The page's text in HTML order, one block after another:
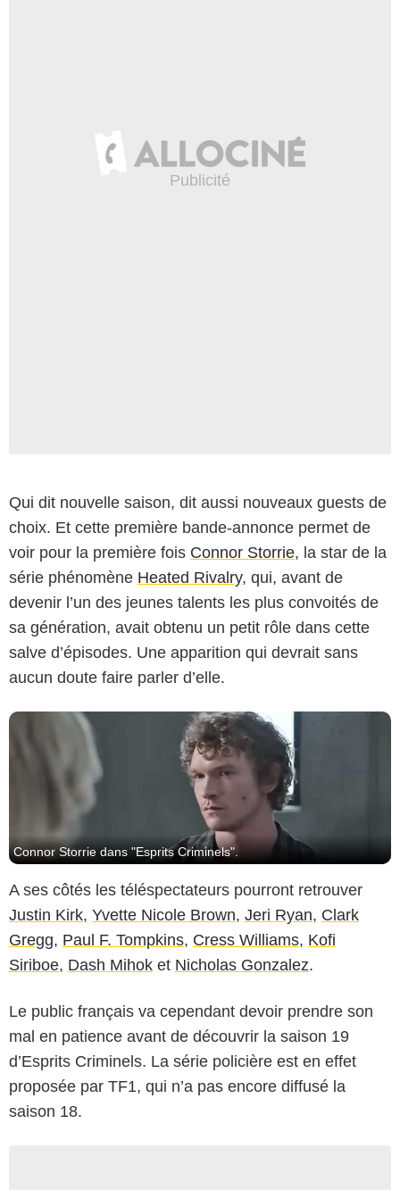
Qui dit nouvelle saison, dit aussi nouveaux guests de
choix. Et cette première bande-annonce permet de
voir pour la première fois Connor Storrie, la star de la
série phénomène Heated Rivalry, qui, avant de
devenir l’un des jeunes talents les plus convoités de
sa génération, avait obtenu un petit rôle dans cette
salve d’épisodes. Une apparition qui devrait sans
aucun doute faire parler d’elle.
Connor Storrie dans "Esprits Criminels".
A ses côtés les téléspectateurs pourront retrouver
Justin Kirk, Yvette Nicole Brown, Jeri Ryan, Clark
Gregg, Paul F. Tompkins, Cress Williams, Kofi
Siriboe, Dash Mihok et Nicholas Gonzalez.
Le public français va cependant devoir prendre son
mal en patience avant de découvrir la saison 19
d’Esprits Criminels. La série policière est en effet
proposée par TF1, qui n’a pas encore diffusé la
saison 18.